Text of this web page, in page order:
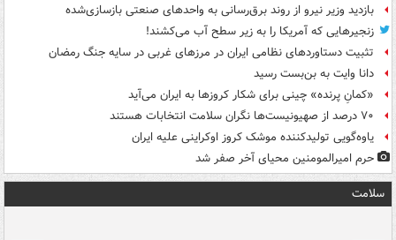
بازدید وزیر نیرو از روند برق‌رسانی به واحدهای صنعتی بازسازی‌شده
زنجیرهایی که آمریکا را به زیر سطح آب می‌کشند!
تثبیت دستاوردهای نظامی ایران در مرزهای غربی در سایه جنگ رمضان
دانا وایت به بن‌بست رسید
«کمانِ پرنده» چینی برای شکار کروزها به ایران می‌آید
۷۰ درصد از صهیونیست‌ها نگران سلامت انتخابات هستند
یاوه‌گویی تولیدکننده موشک کروز اوکراینی علیه ایران
حرم امیرالمومنین محیای آخر صفر شد
سلامت